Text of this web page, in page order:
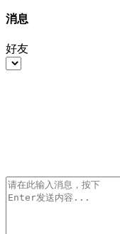
消息
好友